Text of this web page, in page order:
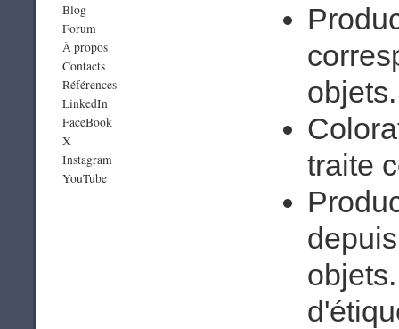
Blog
Forum
À propos
Contacts
Références
LinkedIn
FaceBook
X
Instagram
YouTube
objets.
traite